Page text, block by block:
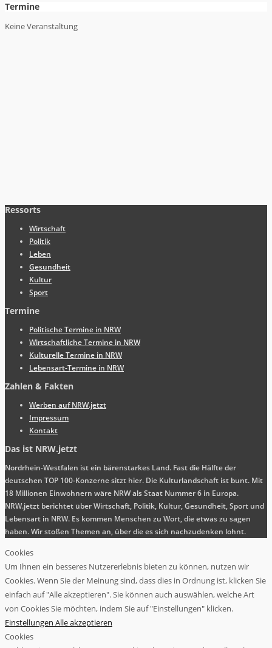
Termine
Keine Veranstaltung
Ressorts
Wirtschaft
Politik
Leben
Gesundheit
Kultur
Sport
Termine
Politische Termine in NRW
Wirtschaftliche Termine in NRW
Kulturelle Termine in NRW
Lebensart-Termine in NRW
Zahlen & Fakten
Werben auf NRW.jetzt
Impressum
Kontakt
Das ist NRW.jetzt
Nordrhein-Westfalen ist ein bärenstarkes Land. Fast die Hälfte der
deutschen TOP 100-Konzerne sitzt hier. Die Kulturlandschaft ist bunt. Mit
18 Millionen Einwohnern wäre NRW als Staat Nummer 6 in Europa.
NRW.jetzt berichtet über Wirtschaft, Politik, Kultur, Gesundheit, Sport und
Lebensart in NRW. Es kommen Menschen zu Wort, die etwas zu sagen
haben. Wir stoßen Themen an, über die es sich nachzudenken lohnt.
Cookies
Um Ihnen ein besseres Nutzererlebnis bieten zu können, nutzen wir
Cookies. Wenn Sie der Meinung sind, dass dies in Ordnung ist, klicken Sie
einfach auf "Alle akzeptieren". Sie können auch auswählen, welche Art
von Cookies Sie möchten, indem Sie auf "Einstellungen" klicken.
Einstellungen Alle akzeptieren
Cookies